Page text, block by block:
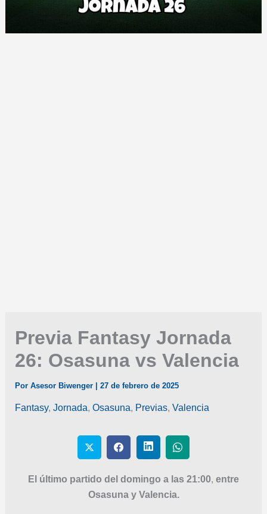
Previa Fantasy Jornada
26: Osasuna vs Valencia
Por Asesor Biwenger 27 de febrero de 2025
Fantasy, Jornada, Osasuna, Previas, Valencia
El último partido del domingo a las 21:00, entre
Osasuna y Valencia.